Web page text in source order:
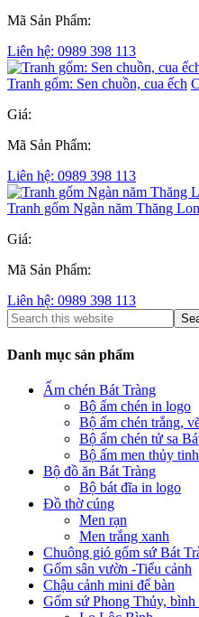
Mã Sản Phẩm:
Liên hệ: 0989 398 113
Tranh gốm: Sen chuồn, cua ếch
Giá:
Mã Sản Phẩm:
Liên hệ: 0989 398 113
Tranh gốm Ngàn năm Thăng
Giá:
Mã Sản Phẩm:
Liên hệ: 0989 398 113
Danh mục sản phẩm
Ấm chén Bát Tràng
Bộ ấm chén in logo
Bộ ấm chén trắng,
Bộ ấm chén tử sa
Bộ ấm men thủy tinh
Bộ đồ ăn Bát Tràng
Bộ bát đĩa in logo
Đồ thờ cúng
Men rạn
Men trắng xanh
Chuông gió gốm sứ Bát
Gốm sân vườn -Tiểu cảnh
Chậu cảnh mini để bàn
Gốm sứ Phong Thủy, bình